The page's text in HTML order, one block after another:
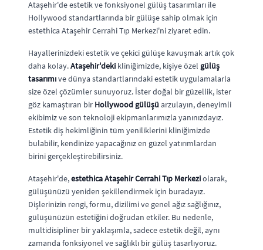
Ataşehir'de estetik ve fonksiyonel gülüş tasarımları ile
Hollywood standartlarında bir gülüşe sahip olmak için
estethica Ataşehir Cerrahi Tıp Merkezi'ni ziyaret edin.
Hayallerinizdeki estetik ve çekici gülüşe kavuşmak artık çok
daha kolay.Ataşehir'deki kliniğimizde, kişiye özel gülüş
tasarımıve dünya standartlarındaki estetik uygulamalarla
size özel çözümler sunuyoruz. İster doğal bir güzellik, ister
göz kamaştıran bir Hollywood gülüşü arzulayın, deneyimli
ekibimiz ve son teknoloji ekipmanlarımızla yanınızdayız.
Estetik diş hekimliğinin tüm yeniliklerini kliniğimizde
bulabilir, kendinize yapacağınız en güzel yatırımlardan
birini gerçekleştirebilirsiniz.
Ataşehir'de,estethica Ataşehir Cerrahi Tıp Merkeziolarak,
gülüşünüzü yeniden şekillendirmek için buradayız.
Dişlerinizin rengi, formu, dizilimi ve genel ağız sağlığınız,
gülüşünüzün estetiğini doğrudan etkiler. Bu nedenle,
multidisipliner bir yaklaşımla, sadece estetik değil, aynı
zamanda fonksiyonel ve sağlıklı bir gülüş tasarlıyoruz.